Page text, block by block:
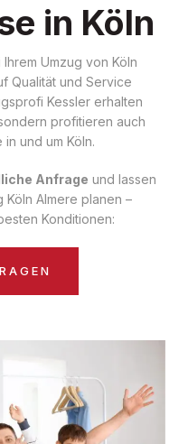
in Köln
Umzug von Köln
Qualität und Service
Kessler erhalten
sondern profitieren auch
und um Köln.
Anfrage und lassen
Köln Almere planen –
Konditionen: